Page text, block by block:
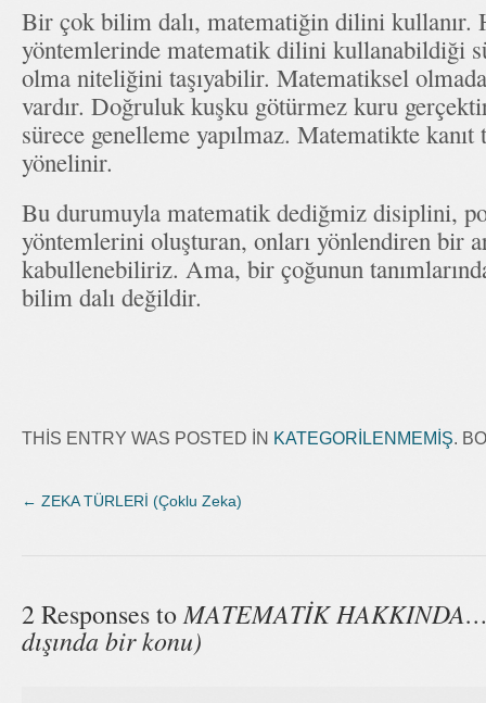
Bir çok bilim dalı, matematiğin dilini kullanır.
yöntemlerinde matematik dilini kullanabildiği
olma niteliğini taşıyabilir. Matematiksel
vardır. Doğruluk kuşku götürmez kuru
sürece genelleme yapılmaz. Matematikte
yönelinir.
Bu durumuyla matematik dediğmiz disiplini,
yöntemlerini oluşturan, onları yönlendiren bir
kabullenebiliriz. Ama, bir çoğunun
bilim dalı değildir.
THIS ENTRY WAS POSTED IN KATEGORILENMEMIŞ.
← ZEKA TÜRLERİ (Çoklu Zeka)
2 Responses toMATEMATİK
dışında bir konu)